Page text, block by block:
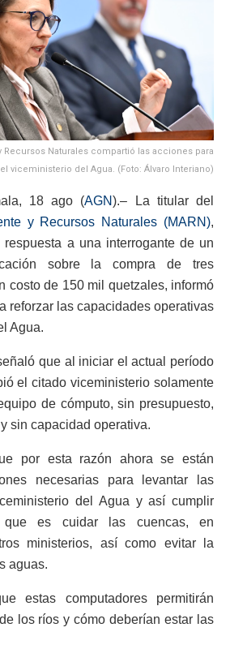
Recursos Naturales compartió las acciones para
viceministerio del Agua. (Foto: Álvaro Interiano)
18 ago (AGN).– La titular del
y Recursos Naturales (MARN),
respuesta a una interrogante de un
sobre la compra de tres
costo de 150 mil quetzales, informó
reforzar las capacidades operativas
Agua.
que al iniciar el actual período
el citado viceministerio solamente
de cómputo, sin presupuesto,
sin capacidad operativa.
por esta razón ahora se están
necesarias para levantar las
del Agua y así cumplir
es cuidar las cuencas, en
ministerios, así como evitar la
aguas.
estas computadores permitirán
los ríos y cómo deberían estar las